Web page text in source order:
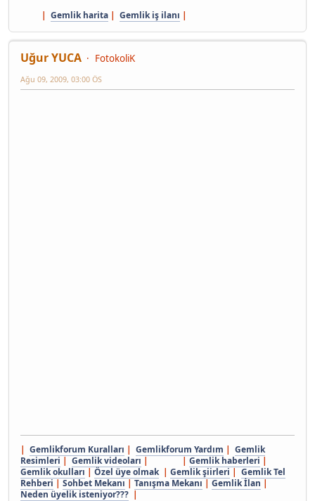
| Gemlik harita | Gemlik iş ilanı |
Uğur YUCA FotokoliK
Ağu 09, 2009, 03:00 ÖS
| Gemlikforum Kuralları | Gemlikforum Yardım | Gemlik
Resimleri | Gemlik videoları | | Gemlik haberleri |
Gemlik okulları | Özel üye olmak| Gemlik şiirleri | Gemlik Tel
Rehberi | Sohbet Mekanı | Tanışma Mekanı | Gemlik İlan |
Neden üyelik isteniyor??? |